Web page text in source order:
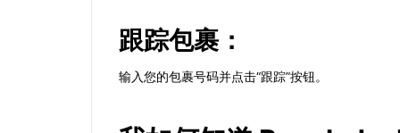
跟踪包裹：
输入您的包裹号码并点击“跟踪”按钮。